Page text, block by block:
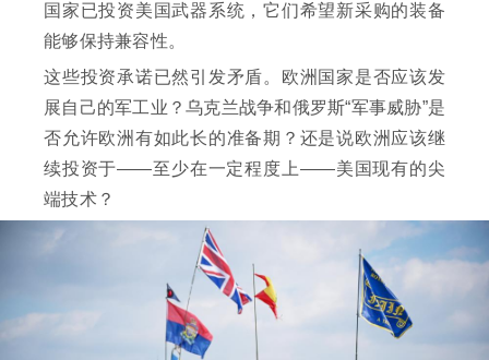
国家已投资美国武器系统，它们希望新采购的装备
能够保持兼容性。
这些投资承诺已然引发矛盾。欧洲国家是否应该发
展自己的军工业？乌克兰战争和俄罗斯“军事威胁”是
否允许欧洲有如此长的准备期？还是说欧洲应该继
续投资于——至少在一定程度上——美国现有的尖
端技术？